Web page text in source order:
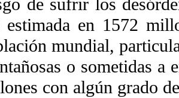
estimada en 1572
mundial,
o sometidas
con algún grado